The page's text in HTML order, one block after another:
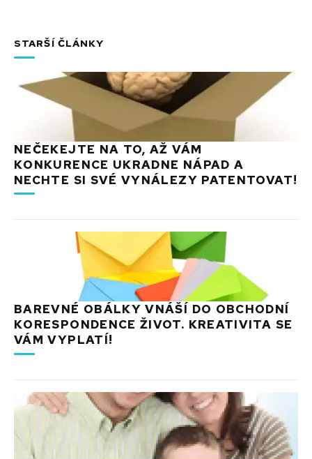
STARŠÍ ČLÁNKY
NEČEKEJTE NA TO, AŽ VÁM
KONKURENCE UKRADNE NÁPAD A
NECHTE SI SVÉ VYNÁLEZY PATENTOVAT!
BAREVNÉ OBÁLKY VNÁŠÍ DO OBCHODNÍ
KORESPONDENCE ŽIVOT. KREATIVITA SE
VÁM VYPLATÍ!